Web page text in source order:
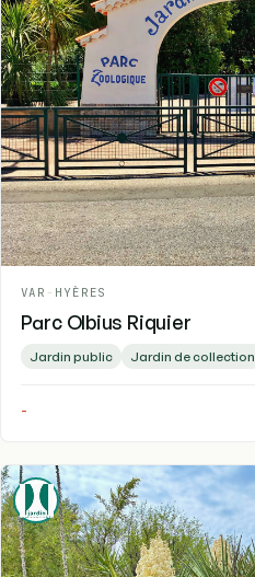
VAR - HYÈRES
Parc Olbius Riquier
Jardin public Jardin de collection
-